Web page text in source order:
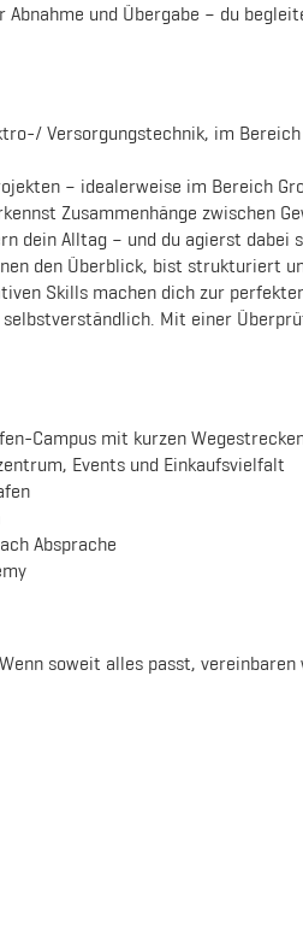
und Übergabe – du
Versorgungstechnik, im
– idealerweise im Bereich
Zusammenhänge zwischen
dein Alltag – und du agierst
den Überblick, bist strukturiert
Skills machen dich zur
Mit einer
Campus mit kurzen
Events und Einkaufsvielfalt
Absprache
soweit alles passt,